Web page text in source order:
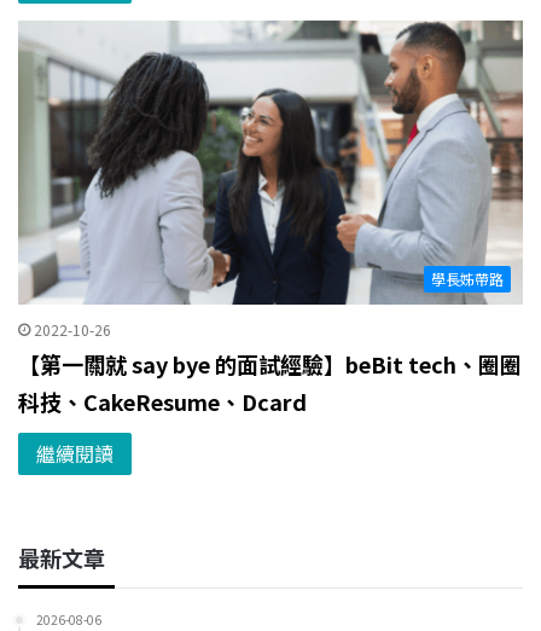
學長姊帶路
2022-10-26
【第一關就 say bye 的面試經驗】beBit tech、圈圈
科技、CakeResume、Dcard
繼續閱讀
最新文章
2026-08-06